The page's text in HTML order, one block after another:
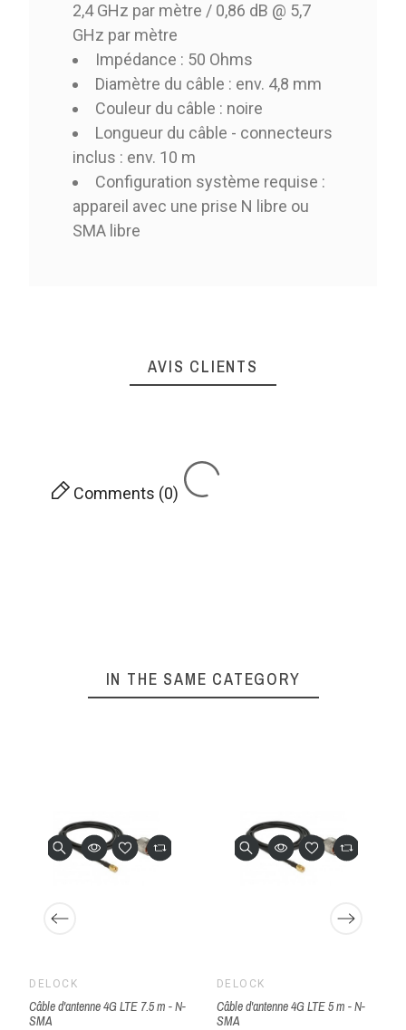
2,4 GHz par mètre / 0,86 dB @ 5,7
GHz par mètre
Impédance : 50 Ohms
Diamètre du câble : env. 4,8 mm
Couleur du câble : noire
Longueur du câble - connecteurs
inclus : env. 10 m
Configuration système requise :
appareil avec une prise N libre ou
SMA libre
AVIS CLIENTS
Comments (0)
IN THE SAME CATEGORY
DELOCK
Câble d'antenne 4G LTE 7.5 m - N-
SMA
DELOCK
Câble d'antenne 4G LTE 5 m - N-
SMA